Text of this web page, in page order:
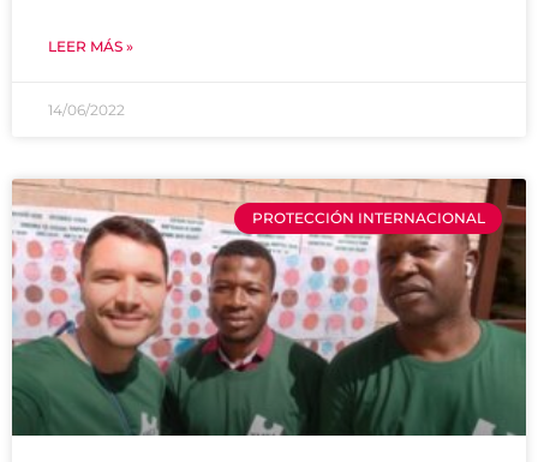
LEER MÁS »
14/06/2022
PROTECCIÓN INTERNACIONAL